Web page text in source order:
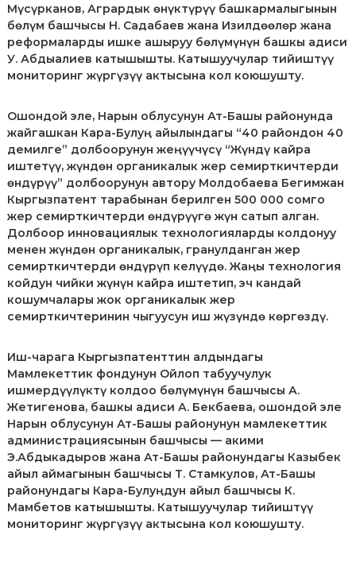
н
т
е
Мүсүрканов, Агрардык өнүктүрүү башкармалыгынын
бөлүм башчысы Н. Садабаев жана Изилдөөлөр жана
реформаларды ишке ашыруу бөлүмүнүн башкы адиси
У. Абдыалиев катышышты. Катышуучулар тийиштүү
мониторинг жүргүзүү актысына кол коюшушту.
Ошондой эле, Нарын облусунун Ат-Башы районунда
жайгашкан Кара-Булуң айылындагы “40 райондон 40
демилге” долбоорунун жеңүүчүсү “Жүндү кайра
иштетүү, жүндөн органикалык жер семирткичтерди
өндүрүү” долбоорунун автору Молдобаева Бегимжан
Кыргызпатент тарабынан берилген 500 000 сомго
жер семирткичтерди өндүрүүгө жүн сатып алган.
Долбоор инновациялык технологияларды колдонуу
менен жүндөн органикалык, гранулданган жер
семирткичтерди өндүрүп келүүдө. Жаңы технология
койдун чийки жүнүн кайра иштетип, эч кандай
кошумчалары жок органикалык жер
семирткичтеринин чыгуусун иш жүзүндө көргөздү.
Иш-чарага Кыргызпатенттин алдындагы
Мамлекеттик фондунун Ойлоп табуучулук
ишмердүүлүктү колдоо бөлүмүнүн башчысы А.
Жетигенова, башкы адиси А. Бекбаева, ошондой эле
Нарын облусунун Ат-Башы районунун мамлекеттик
администрациясынын башчысы — акими
Э.Абдыкадыров жана Ат-Башы районундагы Казыбек
айыл аймагынын башчысы Т. Стамкулов, Ат-Башы
районундагы Кара-Булуңдун айыл башчысы К.
Мамбетов катышышты. Катышуучулар тийиштүү
мониторинг жүргүзүү актысына кол коюшушту.